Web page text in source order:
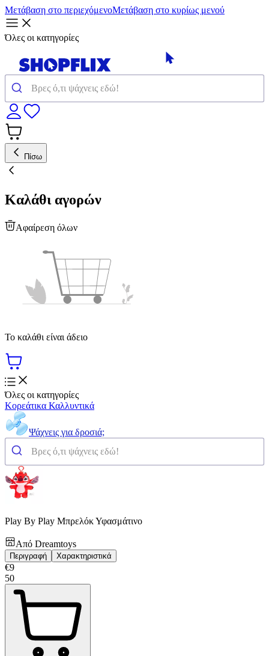
Μετάβαση στο περιεχόμενοΜετάβαση στο κυρίως μενού
Όλες οι κατηγορίες
Πίσω
Καλάθι αγορών
Αφαίρεση όλων
Το καλάθι είναι άδειο
Όλες οι κατηγορίες
Κορεάτικα Καλλυντικά
Ψάχνεις για δροσιά;
Play By Play Μπρελόκ Υφασμάτινο
Από Dreamtoys
Περιγραφή Χαρακτηριστικά
€9
50